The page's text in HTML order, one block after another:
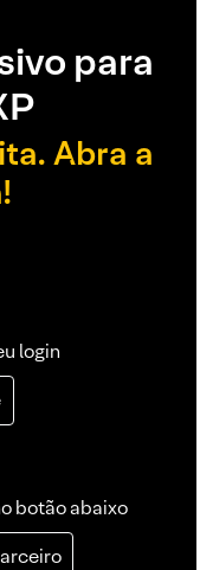
para
Abra a
login
botão abaixo